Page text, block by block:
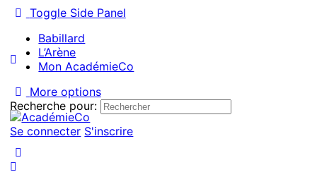
Toggle Side Panel
Babillard
L’Arène
Mon AcadémieCo
More options
Se connecter S'inscrire
Recherche pour: